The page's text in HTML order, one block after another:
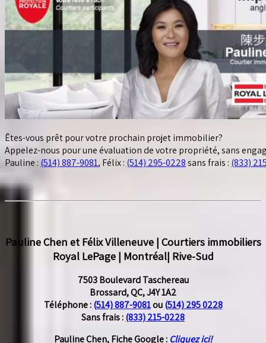
Êtes-vous prêt pour votre prochain projet immobilier?
Appelez-nous pour une évaluation de votre propriété, sans
Pauline : (514) 887-9081, Félix : (514) 295-0228sans frais : (833)
Pauline Chen et Félix Villeneuve | Courtiers immobiliers
Royal LePage | Montréal| Rive-Sud
7503 Boulevard Taschereau
Brossard, QC, J4Y 1A2
Téléphone :(514) 887-9081ou(514) 295 0228
Sans frais :(833) 215-0228
Pauline Chen, Fiche Google : Cliquez ici!